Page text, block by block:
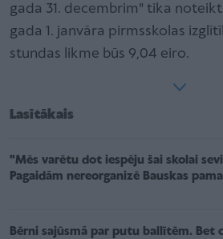
gada 31. decembrim" tika
gada 1. janvāra pirmsskolas
stundas likme būs 9,04 eiro.
Lasītākais
"Mēs varētu dot iespēju šai skolai
Pagaidām nereorganizē Bauskas
Bērni sajūsmā par putu ballītēm. Bet